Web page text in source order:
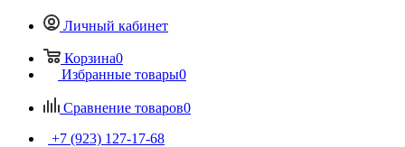
Личный кабинет
Корзина0
Избранные товары0
Сравнение товаров0
+7 (923) 127-17-68